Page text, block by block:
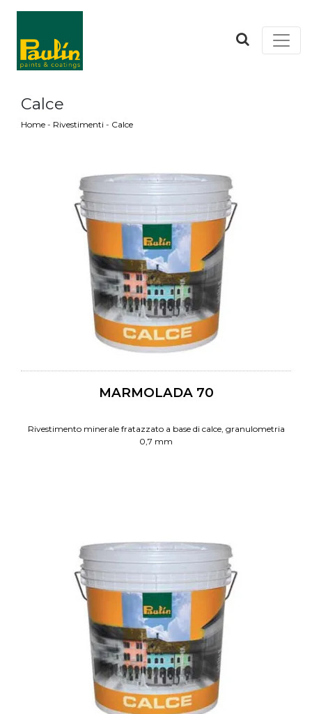
Calce
Home - Rivestimenti - Calce
MARMOLADA 70
Rivestimento minerale fratazzato a base di calce, granulometria
0,7 mm